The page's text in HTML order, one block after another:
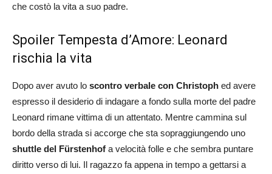
che costò la vita a suo padre.
Spoiler Tempesta d’Amore: Leonard
rischia la vita
Dopo aver avuto lo scontro verbale con Christoph ed avere
espresso il desiderio di indagare a fondo sulla morte del padre
Leonard rimane vittima di un attentato. Mentre cammina sul
bordo della strada si accorge che sta sopraggiungendo uno
shuttle del Fürstenhof a velocità folle e che sembra puntare
diritto verso di lui. Il ragazzo fa appena in tempo a gettarsi a